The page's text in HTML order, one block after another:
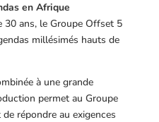
en Afrique
30 ans, le Groupe Offset 5
millésimés hauts de
à une grande
permet au Groupe
répondre au exigences